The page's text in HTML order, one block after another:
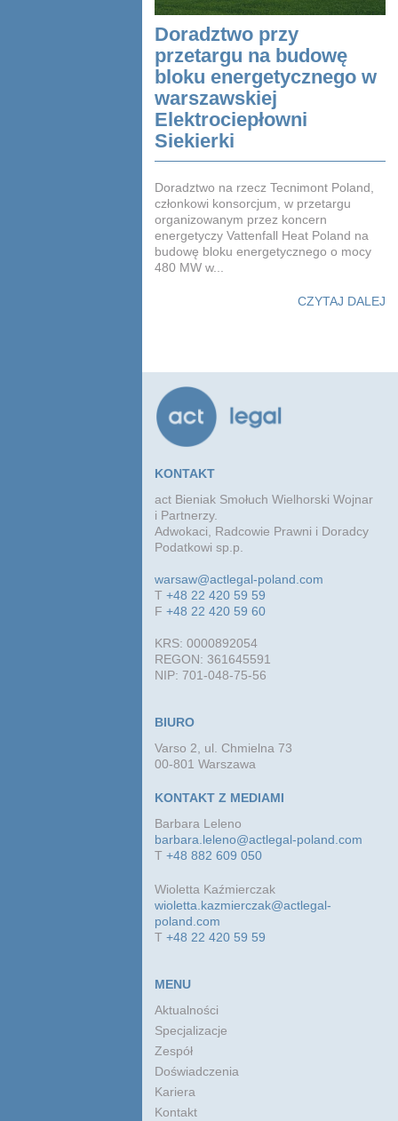
Doradztwo przy
przetargu na budowę
bloku energetycznego w
warszawskiej
Elektrociepłowni
Siekierki
Doradztwo na rzecz Tecnimont Poland,
członkowi konsorcjum, w przetargu
organizowanym przez koncern
energetyczy Vattenfall Heat Poland na
budowę bloku energetycznego o mocy
480 MW w...
CZYTAJ DALEJ
KONTAKT
act Bieniak Smołuch Wielhorski Wojnar
i Partnerzy.
Adwokaci, Radcowie Prawni i Doradcy
Podatkowi sp.p.
warsaw@actlegal-poland.com
T+48 22 420 59 59
F+48 22 420 59 60
KRS: 0000892054
REGON: 361645591
NIP: 701-048-75-56
BIURO
Varso 2, ul. Chmielna 73
00-801 Warszawa
KONTAKT Z MEDIAMI
Barbara Leleno
barbara.leleno@actlegal-poland.com
T+48 882 609 050
Wioletta Kaźmierczak
wioletta.kazmierczak@actlegal-
poland.com
T+48 22 420 59 59
MENU
Aktualności
Specjalizacje
Zespół
Doświadczenia
Kariera
Kontakt